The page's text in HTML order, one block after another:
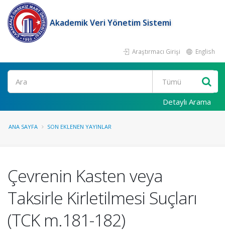
Akademik Veri Yönetim Sistemi
Araştırmacı Girişi English
Ara
Detaylı Arama
ANA SAYFA SON EKLENEN YAYINLAR
Çevrenin Kasten veya
Taksirle Kirletilmesi Suçları
(TCK m.181-182)